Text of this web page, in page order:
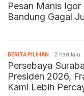
Pesan Manis
Bandung Gagal
BERITA PILIHAN 2 hari lalu
Persebaya
Presiden 2026,
Kami Lebih